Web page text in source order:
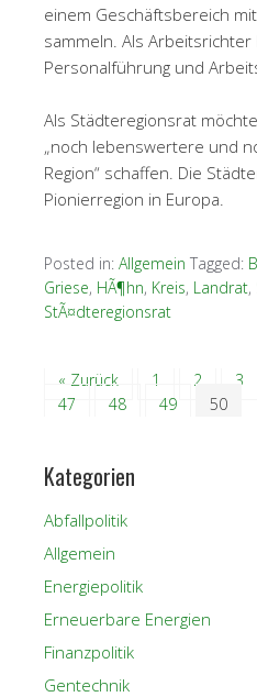
einem Geschäftsbereich
sammeln. Als Arbeitsrichter
Personalführung und
Als Städteregionsrat
„noch lebenswertere und
Region“ schaffen. Die
Pionierregion in Europa.
Posted in: Allgemein Tagged:
Griese, HÃ¶hn, Kreis, Landrat,
StÃ¤dteregionsrat
« Zurück 1 2 3
47
48 49 50
Kategorien
Abfallpolitik
Allgemein
Energiepolitik
Erneuerbare Energien
Finanzpolitik
Gentechnik